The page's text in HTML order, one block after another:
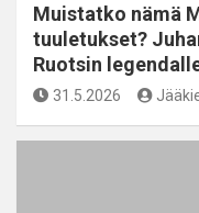
Muistatko nämä
tuuletukset?
Ruotsin
31.5.2026